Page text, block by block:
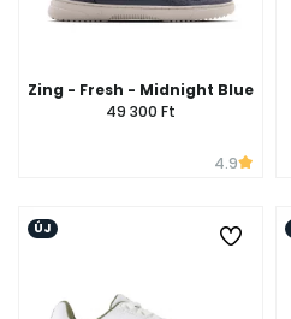
Zing - Fresh - Midnight Blue
49 300 Ft
4.9
ÚJ